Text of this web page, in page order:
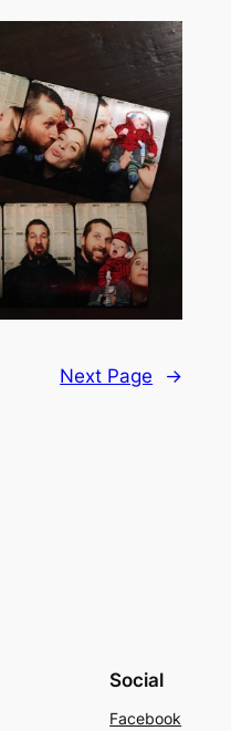
Next Page →
Social
Facebook